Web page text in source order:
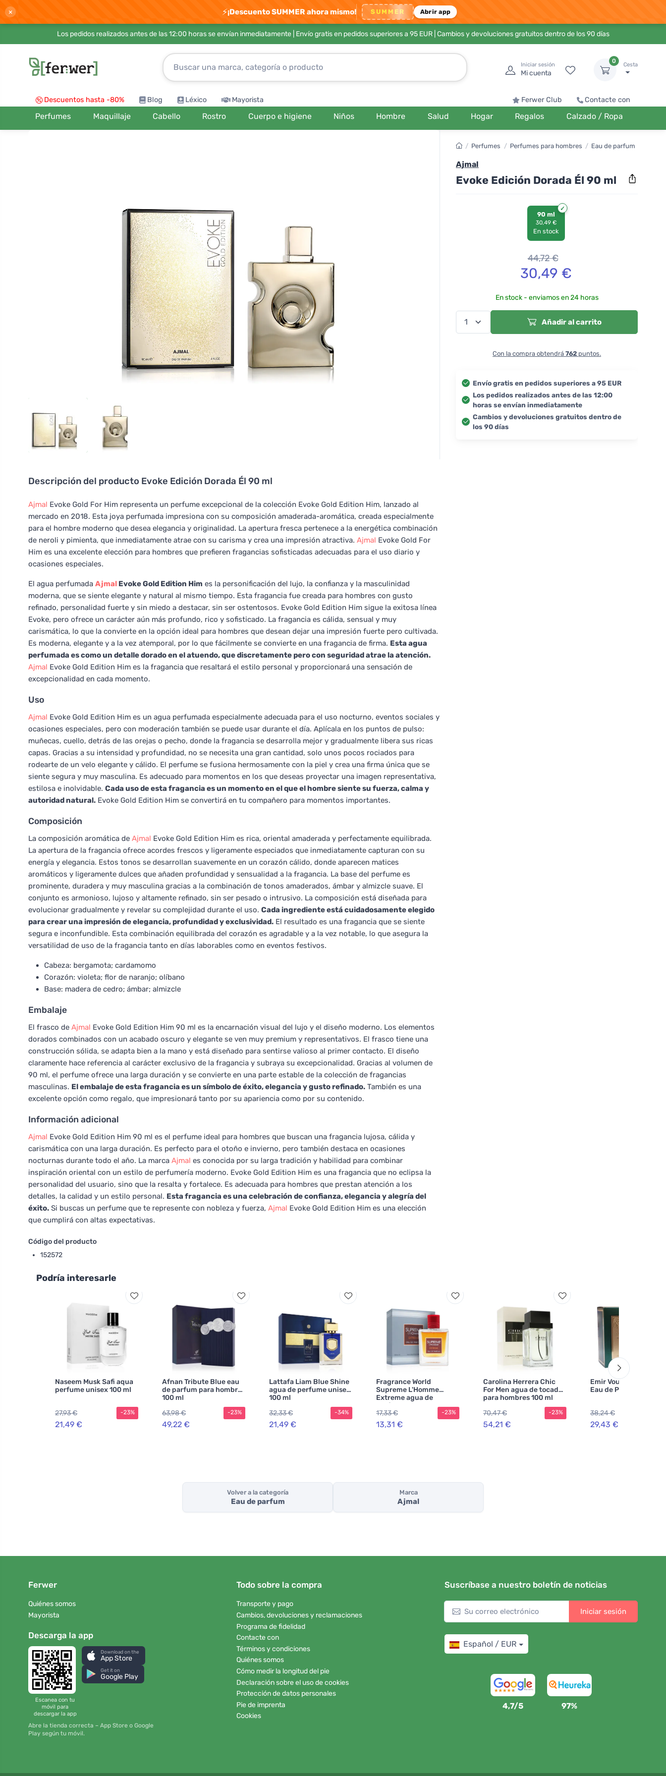
× ⚡¡Descuento SUMMER ahora mismo! SUMMER Abrir app
Los pedidos realizados antes de las 12:00 horas se envían inmediatamente | Envío gratis en pedidos superiores a 95 EUR| Cambios y devoluciones gratuitos dentro de los 90 días
Iniciar sesión
Mi cuenta
0
Cesta
Descuentos hasta -80% Blog Léxico Mayorista Ferwer Club Contacte con
Perfumes Maquillaje Cabello Rostro Cuerpo e higiene Niños Hombre Salud Hogar Regalos Calzado / Ropa
Descripción del producto Evoke Edición Dorada Él 90 ml
Ajmal Evoke Gold For Him representa un perfume excepcional de la colección Evoke Gold Edition Him, lanzado al
mercado en 2018. Esta joya perfumada impresiona con su composición amaderada-aromática, creada especialmente
para el hombre moderno que desea elegancia y originalidad. La apertura fresca pertenece a la energética combinación
de neroli y pimienta, que inmediatamente atrae con su carisma y crea una impresión atractiva. Ajmal Evoke Gold For
Him es una excelente elección para hombres que prefieren fragancias sofisticadas adecuadas para el uso diario y
ocasiones especiales.
El agua perfumada Ajmal Evoke Gold Edition Him es la personificación del lujo, la confianza y la masculinidad
moderna, que se siente elegante y natural al mismo tiempo. Esta fragancia fue creada para hombres con gusto
refinado, personalidad fuerte y sin miedo a destacar, sin ser ostentosos. Evoke Gold Edition Him sigue la exitosa línea
Evoke, pero ofrece un carácter aún más profundo, rico y sofisticado. La fragancia es cálida, sensual y muy
carismática, lo que la convierte en la opción ideal para hombres que desean dejar una impresión fuerte pero cultivada.
Es moderna, elegante y a la vez atemporal, por lo que fácilmente se convierte en una fragancia de firma. Esta agua
perfumada es como un detalle dorado en el atuendo, que discretamente pero con seguridad atrae la atención.
Ajmal Evoke Gold Edition Him es la fragancia que resaltará el estilo personal y proporcionará una sensación de
excepcionalidad en cada momento.
Uso
Ajmal Evoke Gold Edition Him es un agua perfumada especialmente adecuada para el uso nocturno, eventos sociales y
ocasiones especiales, pero con moderación también se puede usar durante el día. Aplícala en los puntos de pulso:
muñecas, cuello, detrás de las orejas o pecho, donde la fragancia se desarrolla mejor y gradualmente libera sus ricas
capas. Gracias a su intensidad y profundidad, no se necesita una gran cantidad, solo unos pocos rociados para
rodearte de un velo elegante y cálido. El perfume se fusiona hermosamente con la piel y crea una firma única que se
siente segura y muy masculina. Es adecuado para momentos en los que deseas proyectar una imagen representativa,
estilosa e inolvidable. Cada uso de esta fragancia es un momento en el que el hombre siente su fuerza, calma y
autoridad natural. Evoke Gold Edition Him se convertirá en tu compañero para momentos importantes.
Composición
La composición aromática de Ajmal Evoke Gold Edition Him es rica, oriental amaderada y perfectamente equilibrada.
La apertura de la fragancia ofrece acordes frescos y ligeramente especiados que inmediatamente capturan con su
energía y elegancia. Estos tonos se desarrollan suavemente en un corazón cálido, donde aparecen matices
aromáticos y ligeramente dulces que añaden profundidad y sensualidad a la fragancia. La base del perfume es
prominente, duradera y muy masculina gracias a la combinación de tonos amaderados, ámbar y almizcle suave. El
conjunto es armonioso, lujoso y altamente refinado, sin ser pesado o intrusivo. La composición está diseñada para
evolucionar gradualmente y revelar su complejidad durante el uso. Cada ingrediente está cuidadosamente elegido
para crear una impresión de elegancia, profundidad y exclusividad. El resultado es una fragancia que se siente
segura e inconfundible. Esta combinación equilibrada del corazón es agradable y a la vez notable, lo que asegura la
versatilidad de uso de la fragancia tanto en días laborables como en eventos festivos.
Cabeza: bergamota; cardamomo
Corazón: violeta; flor de naranjo; olíbano
Base: madera de cedro; ámbar; almizcle
Embalaje
El frasco de Ajmal Evoke Gold Edition Him 90 ml es la encarnación visual del lujo y el diseño moderno. Los elementos
dorados combinados con un acabado oscuro y elegante se ven muy premium y representativos. El frasco tiene una
construcción sólida, se adapta bien a la mano y está diseñado para sentirse valioso al primer contacto. El diseño
claramente hace referencia al carácter exclusivo de la fragancia y subraya su excepcionalidad. Gracias al volumen de
90 ml, el perfume ofrece una larga duración y se convierte en una parte estable de la colección de fragancias
masculinas. El embalaje de esta fragancia es un símbolo de éxito, elegancia y gusto refinado. También es una
excelente opción como regalo, que impresionará tanto por su apariencia como por su contenido.
Información adicional
Ajmal Evoke Gold Edition Him 90 ml es el perfume ideal para hombres que buscan una fragancia lujosa, cálida y
carismática con una larga duración. Es perfecto para el otoño e invierno, pero también destaca en ocasiones
nocturnas durante todo el año. La marca Ajmal es conocida por su larga tradición y habilidad para combinar
inspiración oriental con un estilo de perfumería moderno. Evoke Gold Edition Him es una fragancia que no eclipsa la
personalidad del usuario, sino que la resalta y fortalece. Es adecuada para hombres que prestan atención a los
detalles, la calidad y un estilo personal. Esta fragancia es una celebración de confianza, elegancia y alegría del
éxito. Si buscas un perfume que te represente con nobleza y fuerza, Ajmal Evoke Gold Edition Him es una elección
que cumplirá con altas expectativas.
Código del producto
152572
/ Perfumes / Perfumes para hombres / Eau de parfum
Ajmal
Evoke Edición Dorada Él 90 ml
90 ml
30,49 €
En stock
44,72€
30,49 €
En stock - enviamos en 24 horas
Añadir al carrito
Con la compra obtendrá 762 puntos.
Envío gratis en pedidos superiores a 95 EUR
Los pedidos realizados antes de las 12:00
horas se envían inmediatamente
Cambios y devoluciones gratuitos dentro de
los 90 días
Podría interesarle
Naseem Musk Safi aqua
perfume unisex 100 ml
27,93 €
21,49 €
-23%
Afnan Tribute Blue eau
de parfum para hombres
100 ml
63,98 €
49,22 €
-23%
Lattafa Liam Blue Shine
agua de perfume unisex
100 ml
32,33 €
21,49 €
-34%
Fragrance World
Supreme L'Homme
Extreme agua de
perfume para hombre
100 ml
17,33 €
13,31 €
-23%
Carolina Herrera Chic
For Men agua de tocador
para hombres 100 ml
70,47 €
54,21 €
-23%
Emir Voux Alma Verde
Eau de Parfum Unisex
38,24 €
29,43 €
Volver a la categoría
Eau de parfum
Marca
Ajmal
Ferwer
Quiénes somos
Mayorista
Descarga la app
Escanea con tu
móvil para
descargar la app
Download on the
App Store
Get it on
Google Play
Abre la tienda correcta – App Store o Google
Play según tu móvil.
Todo sobre la compra
Transporte y pago
Cambios, devoluciones y reclamaciones
Programa de fidelidad
Contacte con
Términos y condiciones
Quiénes somos
Cómo medir la longitud del pie
Declaración sobre el uso de cookies
Protección de datos personales
Pie de imprenta
Cookies
Suscríbase a nuestro boletín de noticias
Iniciar sesión
Español / EUR
4,7/5 97%